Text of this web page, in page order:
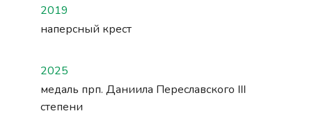
2019
наперсный крест
2025
медаль прп. Даниила Переславского III
степени